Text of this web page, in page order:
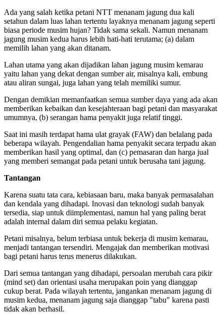
Ada yang salah ketika petani NTT menanam jagung dua kali
setahun dalam luas lahan tertentu layaknya menanam jagung seperti
biasa periode musim hujan? Tidak sama sekali. Namun menanam
jagung musim kedua harus lebih hati-hati terutama; (a) dalam
memilih lahan yang akan ditanam.
Lahan utama yang akan dijadikan lahan jagung musim kemarau
yaitu lahan yang dekat dengan sumber air, misalnya kali, embung
atau aliran sungai, juga lahan yang telah memiliki sumur.
Dengan demikian memanfaatkan semua sumber daya yang ada akan
memberikan kebaikan dan kesejahteraan bagi petani dan masyarakat
umumnya, (b) serangan hama penyakit juga relatif tinggi.
Saat ini masih terdapat hama ulat grayak (FAW) dan belalang pada
beberapa wilayah. Pengendalian hama penyakit secara terpadu akan
memberikan hasil yang optimal, dan (c) pemasaran dan harga jual
yang memberi semangat pada petani untuk berusaha tani jagung.
Tantangan
Karena suatu tata cara, kebiasaan baru, maka banyak permasalahan
dan kendala yang dihadapi. Inovasi dan teknologi sudah banyak
tersedia, siap untuk diimplementasi, namun hal yang paling berat
adalah internal dalam diri semua pelaku kegiatan.
Petani misalnya, belum terbiasa untuk bekerja di musim kemarau,
menjadi tantangan tersendiri. Mengajak dan memberikan motivasi
bagi petani harus terus menerus dilakukan.
Dari semua tantangan yang dihadapi, persoalan merubah cara pikir
(mind set) dan orientasi usaha merupakan poin yang dianggap
cukup berat. Pada wilayah tertentu, jangankan menanam jagung di
musim kedua, menanam jagung saja dianggap "tabu" karena pasti
tidak akan berhasil.